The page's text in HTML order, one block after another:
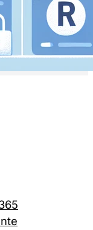
Shrani
Samo